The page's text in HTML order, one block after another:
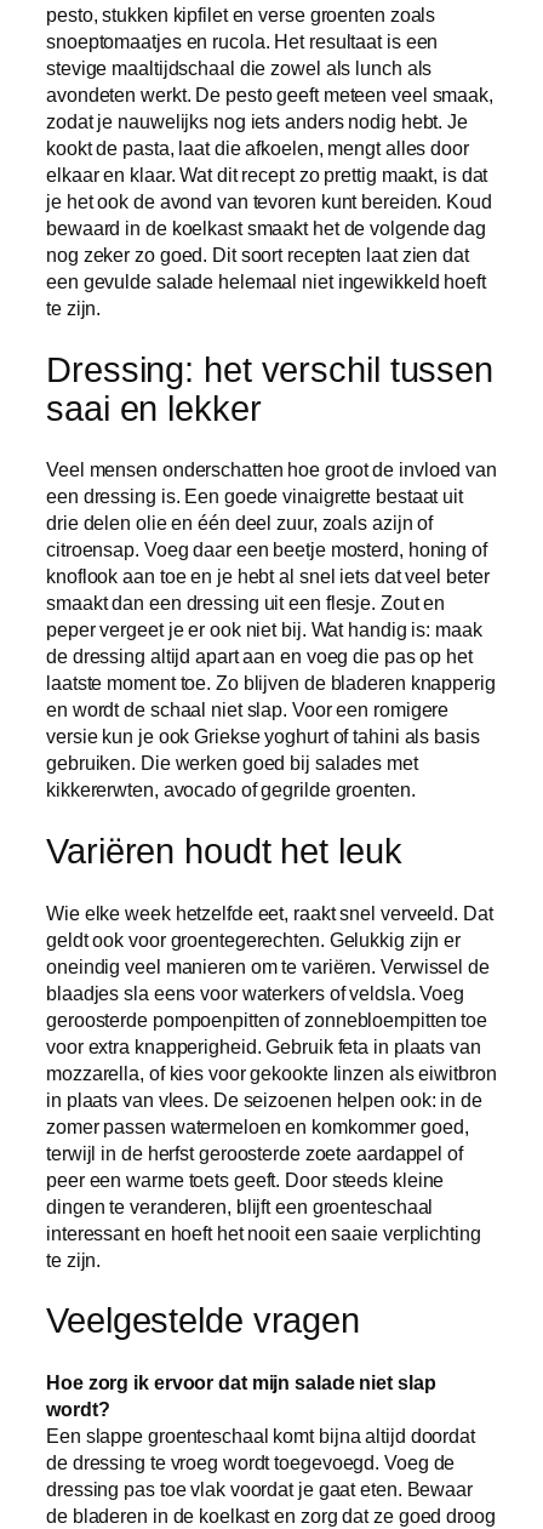
pesto, stukken kipfilet en verse groenten zoals
snoeptomaatjes en rucola. Het resultaat is een
stevige maaltijdschaal die zowel als lunch als
avondeten werkt. De pesto geeft meteen veel smaak,
zodat je nauwelijks nog iets anders nodig hebt. Je
kookt de pasta, laat die afkoelen, mengt alles door
elkaar en klaar. Wat dit recept zo prettig maakt, is dat
je het ook de avond van tevoren kunt bereiden. Koud
bewaard in de koelkast smaakt het de volgende dag
nog zeker zo goed. Dit soort recepten laat zien dat
een gevulde salade helemaal niet ingewikkeld hoeft
te zijn.
Dressing: het verschil tussen
saai en lekker
Veel mensen onderschatten hoe groot de invloed van
een dressing is. Een goede vinaigrette bestaat uit
drie delen olie en één deel zuur, zoals azijn of
citroensap. Voeg daar een beetje mosterd, honing of
knoflook aan toe en je hebt al snel iets dat veel beter
smaakt dan een dressing uit een flesje. Zout en
peper vergeet je er ook niet bij. Wat handig is: maak
de dressing altijd apart aan en voeg die pas op het
laatste moment toe. Zo blijven de bladeren knapperig
en wordt de schaal niet slap. Voor een romigere
versie kun je ook Griekse yoghurt of tahini als basis
gebruiken. Die werken goed bij salades met
kikkererwten, avocado of gegrilde groenten.
Variëren houdt het leuk
Wie elke week hetzelfde eet, raakt snel verveeld. Dat
geldt ook voor groentegerechten. Gelukkig zijn er
oneindig veel manieren om te variëren. Verwissel de
blaadjes sla eens voor waterkers of veldsla. Voeg
geroosterde pompoenpitten of zonnebloempitten toe
voor extra knapperigheid. Gebruik feta in plaats van
mozzarella, of kies voor gekookte linzen als eiwitbron
in plaats van vlees. De seizoenen helpen ook: in de
zomer passen watermeloen en komkommer goed,
terwijl in de herfst geroosterde zoete aardappel of
peer een warme toets geeft. Door steeds kleine
dingen te veranderen, blijft een groenteschaal
interessant en hoeft het nooit een saaie verplichting
te zijn.
Veelgestelde vragen
Hoe zorg ik ervoor dat mijn salade niet slap
wordt?
Een slappe groenteschaal komt bijna altijd doordat
de dressing te vroeg wordt toegevoegd. Voeg de
dressing pas toe vlak voordat je gaat eten. Bewaar
de bladeren in de koelkast en zorg dat ze goed droog